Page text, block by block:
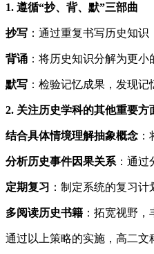
1. 遵循“抄、背、默”三部曲
抄写 ：通过重复书写历史知
背诵 ：将历史知识分解为更
默写 ：检验记忆成果，发现
2. 关注历史学科的其他重要方
结合具体情境理解抽象概念
分析历史事件因果关系 ：通
定期复习 ：制定系统的复习
多阅读历史书籍 ：拓宽视野
通过以上策略的实施，高二文